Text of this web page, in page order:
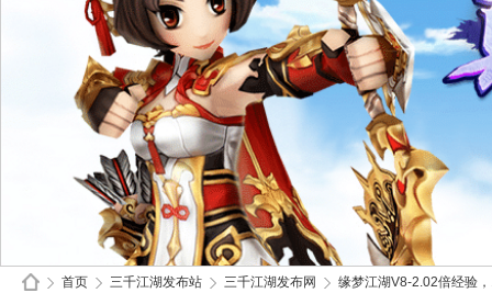
首页 三千江湖发布站 三千江湖发布网 缘梦江湖V8-2.02倍经验